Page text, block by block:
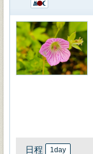
日程 1day